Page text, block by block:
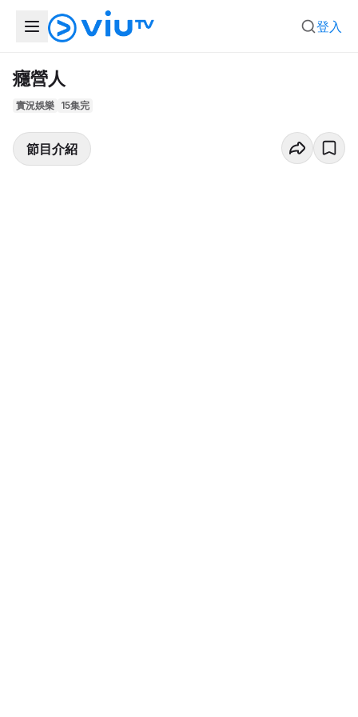
登入
癮營人
實況娛樂 15集完
節目介紹